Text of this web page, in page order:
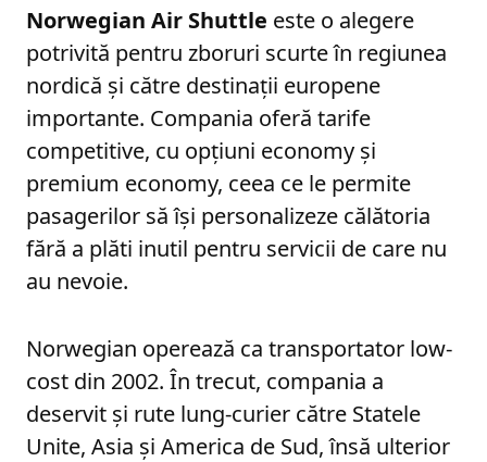
Norwegian Air Shuttle este o alegere
potrivită pentru zboruri scurte în regiunea
nordică și către destinații europene
importante. Compania oferă tarife
competitive, cu opțiuni economy și
premium economy, ceea ce le permite
pasagerilor să își personalizeze călătoria
fără a plăti inutil pentru servicii de care nu
au nevoie.
Norwegian operează ca transportator low-
cost din 2002. În trecut, compania a
deservit și rute lung-curier către Statele
Unite, Asia și America de Sud, însă ulterior